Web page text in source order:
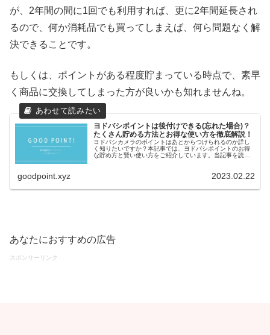
が、2年間の間に1回でも利用すれば、更に2年間延長され
るので、何か消耗品でも買ってしまえば、何ら問題なく解
決できることです。
もしくは、ポイントがある程度貯まっている時点で、素早
く商品に交換してしまった方が良いかも知れませんね。
ヨドバシポイントは後付けできる(忘れた場合)？
たくさん貯める方法とお得な使い方を徹底解説！
ヨドバシカメラのポイントはあとからつけられるのか詳し
く知りたいですか？本記事では、ヨドバシポイントのお得
な貯め方と賢い使い方をご紹介しています。当記事を読め
goodpoint.xyz 2023.02.22
あなたにおすすめの広告
スポンサーリンク